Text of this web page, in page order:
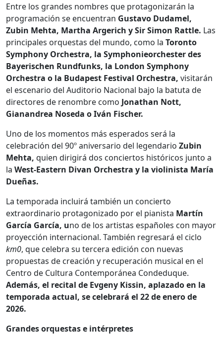
Entre los grandes nombres que protagonizarán la
programación se encuentran Gustavo Dudamel,
Zubin Mehta, Martha Argerich y Sir Simon Rattle. Las
principales orquestas del mundo, como la Toronto
Symphony Orchestra, la Symphonieorchester des
Bayerischen Rundfunks, la London Symphony
Orchestra o la Budapest Festival Orchestra, visitarán
el escenario del Auditorio Nacional bajo la batuta de
directores de renombre como Jonathan Nott,
Gianandrea Noseda o Iván Fischer.
Uno de los momentos más esperados será la
celebración del 90º aniversario del legendario Zubin
Mehta, quien dirigirá dos conciertos históricos junto a
la West-Eastern Divan Orchestra y la violinista María
Dueñas.
La temporada incluirá también un concierto
extraordinario protagonizado por el pianista Martín
García García, uno de los artistas españoles con mayor
proyección internacional. También regresará el ciclo
km0, que celebra su tercera edición con nuevas
propuestas de creación y recuperación musical en el
Centro de Cultura Contemporánea Condeduque.
Además, el recital de Evgeny Kissin, aplazado en la
temporada actual, se celebrará el 22 de enero de
2026.
Grandes orquestas e intérpretes